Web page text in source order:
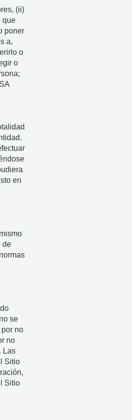
(ii)
que
poner
a,
o
o
en
de
se
no
no
Las
Sitio
Sitio